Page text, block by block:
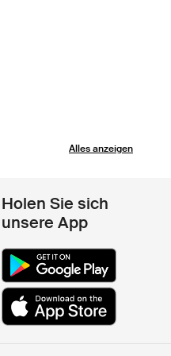
Alles anzeigen
Holen Sie sich
unsere App